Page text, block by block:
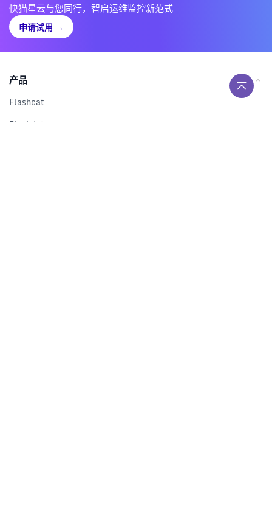
快猫星云与您同行，智启运维监控新范式
申请试用 →
产品
Flashcat
Flashduty